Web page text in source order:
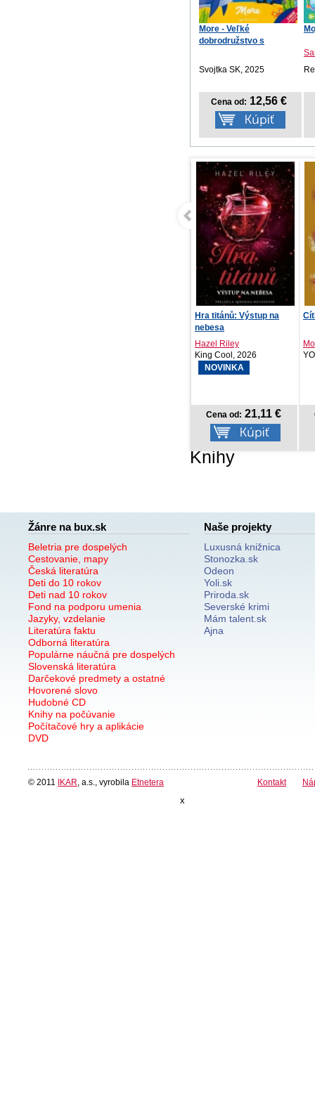
More - Veľké
dobrodružstvo s
Svojtka SK, 2025
Cena od: 12,56 €
Cítiť znova
Mona
YOLi, 2021
Cena od:
Knihy
Žánre na bux.sk
Beletria pre dospelých
Cestovanie, mapy
Česká literatúra
Deti do 10 rokov
Deti nad 10 rokov
Fond na podporu umenia
Jazyky, vzdelanie
Literatúra faktu
Odborná literatúra
Populárne náučná pre dospelých
Slovenská literatúra
Darčekové predmety a ostatné
Hovorené slovo
Hudobné CD
Knihy na počúvanie
Počítačové hry a aplikácie
DVD
Naše projekty
Luxusná knižnica
Stonozka.sk
Odeon
Yoli.sk
Priroda.sk
Severské krimi
Mám talent.sk
Ajna
© 2011 IKAR , a.s., vyrobila Etnetera Kontakt
x